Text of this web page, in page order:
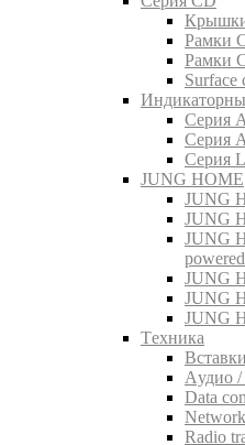
Рамки
Рамки
Surface
Серия A
Серия
Серия
JUNG HOME
JUNG
JUNG
JUNG
powered
JUNG
JUNG
JUNG
Tехника
Aудио /
Data
Radio